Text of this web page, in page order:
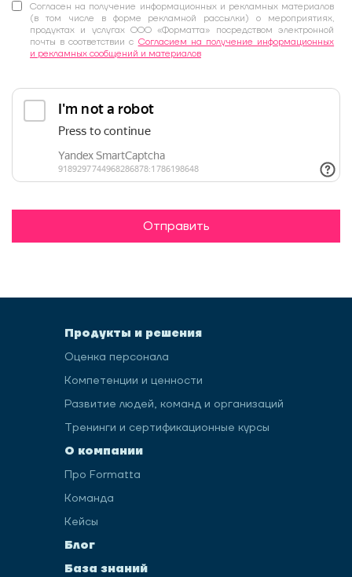
Согласен на получение информационных и рекламных материалов
(в том числе в форме рекламной рассылки) о мероприятиях,
продуктах и услугах ООО «Форматта» посредством электронной
почты в соответствии с Согласием на получение информационных
и рекламных сообщений и материалов
Отправить
Продукты и решения
Оценка персонала
Компетенции и ценности
Развитие людей, команд и организаций
Тренинги и сертификационные курсы
О компании
Про Formatta
Команда
Кейсы
Блог
База знаний